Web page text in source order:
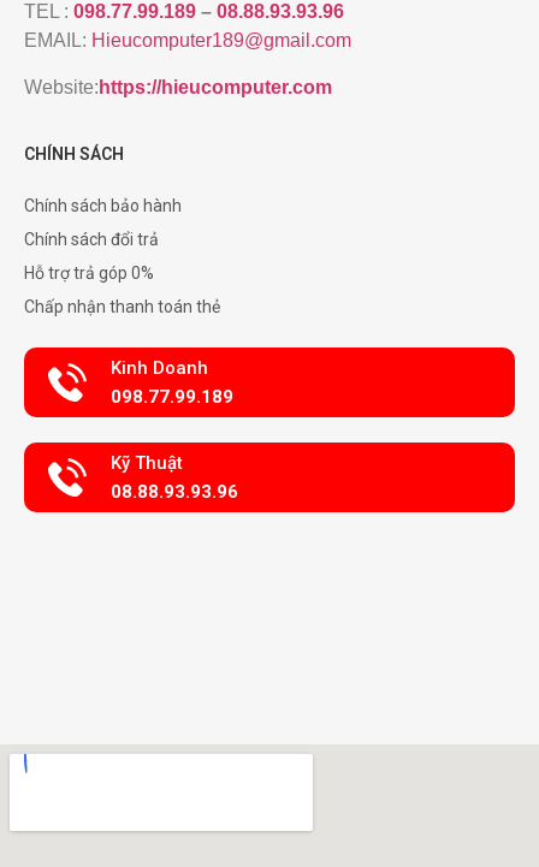
TEL : 098.77.99.189 – 08.88.93.93.96
EMAIL: Hieucomputer189@gmail.com
Website: https://hieucomputer.com
CHÍNH SÁCH
Chính sách bảo hành
Chính sách đổi trả
Hỗ trợ trả góp 0%
Chấp nhận thanh toán thẻ
Kinh Doanh
098.77.99.189
Kỹ Thuật
08.88.93.93.96